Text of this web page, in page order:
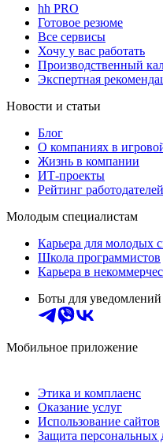
hh PRO
Готовое резюме
Все сервисы
Хочу у вас работать
Производственный
Экспертная
Новости и статьи
Блог
О компаниях в
Жизнь в компании
ИТ-проекты
Рейтинг
Молодым специалистам
Карьера для молодых
Школа программистов
Карьера в
Боты для уведомлений
Мобильное приложение
Этика и комплаенс
Оказание услуг
Использование сайтов
Защита персональных